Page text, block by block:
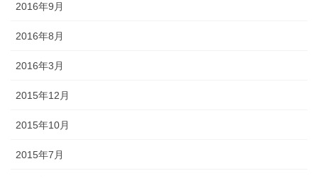
2016年9月
2016年8月
2016年3月
2015年12月
2015年10月
2015年7月